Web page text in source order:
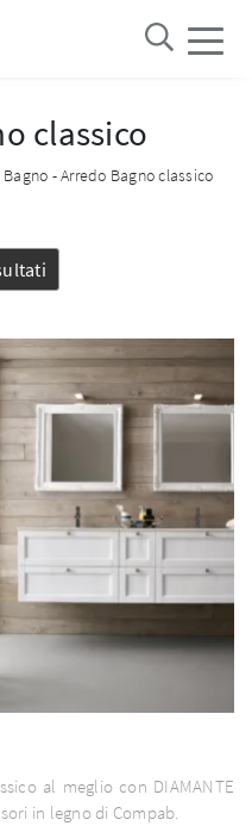
classico
-Arredo Bagno classico
al meglio con DIAMANTE
in legno di Compab.